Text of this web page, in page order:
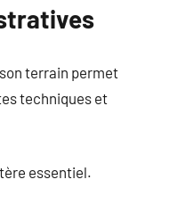
terrain permet
techniques et
essentiel.